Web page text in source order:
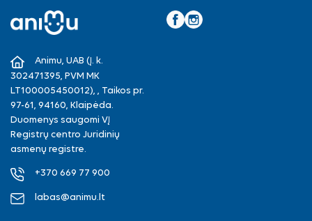
Animu, UAB (Į. k.
302471395, PVM MK
LT100005450012), , Taikos pr.
97-61, 94160, Klaipėda.
Duomenys saugomi VĮ
Registrų centro Juridinių
asmenų registre.
+370 669 77 900
labas@animu.lt